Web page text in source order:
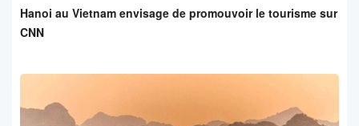
Hanoi au Vietnam envisage de promouvoir le tourisme sur
CNN